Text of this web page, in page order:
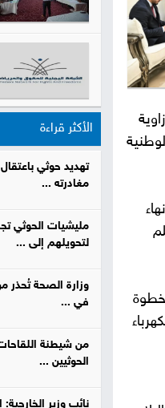
الأكثر قراءة
تهديد حوثي
مغادرته ...
مليشيات الحوثي
لتحويلهم إلى ...
وزارة الصحة تُحذر
في ...
من شيطنة
الحوثيين ...
نائب وزير